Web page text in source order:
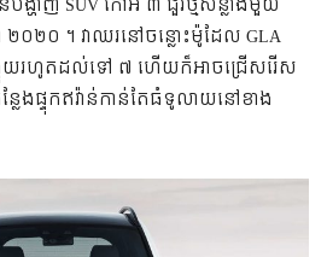
២០២០ ។ វា​ឈរ​នៅ​ចន្លោះ​ម៉ូដែល GLA
យ​រហូត​ដល់​ទៅ ៧ ហើយ​ក៏​អាច​ជ្រើសរើស​
ែង​ផ្ទុក​ឥវ៉ាន់​កាន់តែ​ធំទូលាយ​នៅ​ខាង